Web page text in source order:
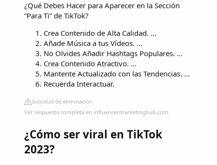
¿Qué Debes Hacer para Aparecer en la Sección
“Para Ti” de TikTok?
Crea Contenido de Alta Calidad. ...
Añade Música a tus Vídeos. ...
No Olvides Añadir Hashtags Populares. ...
Crea Contenido Atractivo. ...
Mantente Actualizado con las Tendencias. ...
Recuerda Interactuar.
Solicitud de eliminación
Ver respuesta completa en influencermarketinghub.com
¿Cómo ser viral en TikTok
2023?